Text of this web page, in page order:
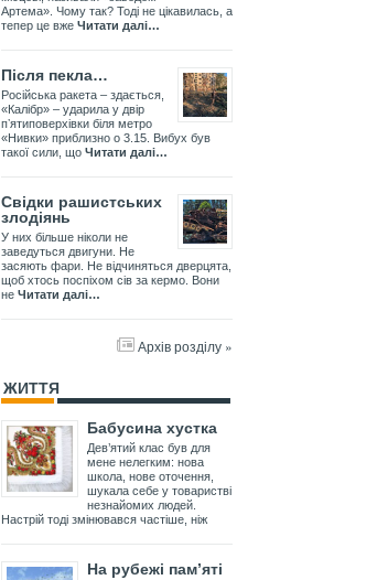
Артема». Чому так? Тоді не цікавилась, а
тепер це вже Читати далі…
Після пекла…
Російська ракета – здається,
«Калібр» – ударила у двір
пʼятиповерхівки біля метро
«Нивки» приблизно о 3.15. Вибух був
такої сили, що Читати далі…
Свідки рашистських
злодіянь
У них більше ніколи не
заведуться двигуни. Не
засяють фари. Не відчиняться дверцята,
щоб хтось поспіхом сів за кермо. Вони
не Читати далі…
Архів розділу »
ЖИТТЯ
Бабусина хустка
Дев’ятий клас був для
мене нелегким: нова
школа, нове оточення,
шукала себе у товаристві
незнайомих людей.
Настрій тоді змінювався частіше, ніж
На рубежі пам’яті